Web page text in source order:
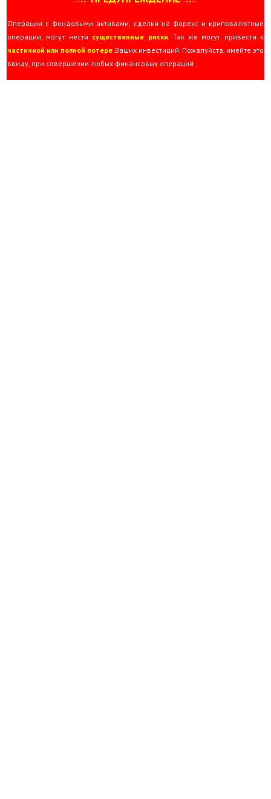
Операции с фондовыми активами, сделки на форекс и криповалютные
операции, могут нести существенные риски. Так же могут привести к
частичной или полной потере Ваших инвестиций. Пожалуйста, имейте это
ввиду, при совершении любых финансовых операций.